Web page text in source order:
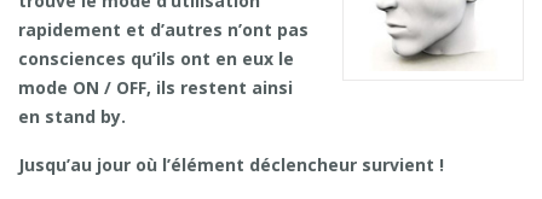
rapidement et d’autres n’ont pas
consciences qu’ils ont en eux le
mode ON / OFF, ils restent ainsi
en stand by.
Jusqu’au jour où l’élément déclencheur survient !